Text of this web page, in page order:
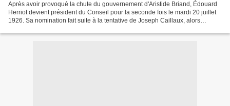
Après avoir provoqué la chute du gouvernement d'Aristide Briand, Édouard
Herriot devient président du Conseil pour la seconde fois le mardi 20 juillet
1926. Sa nomination fait suite à la tentative de Joseph Caillaux, alors